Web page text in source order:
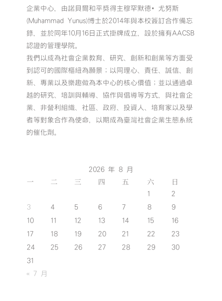
企業中心，由諾貝爾和平獎得主穆罕默德•尤努斯
(Muhammad Yunus)博士於2014年與本校簽訂合作備忘
錄，並於同年10月16日正式掛牌成立，設於擁有AACSB
認證的管理學院。
我們以成為社會企業教育、研究、創新和創業等方面受
到認可的國際樞紐為願景；以同理心、責任、誠信、創
新、專業以及樂趣做為本中心的核心價值；並以通過卓
越的研究、培訓與輔導、協作與倡導等方式，與社會企
業、非營利組織、社區、政府、投資人、培育家以及學
者等對象合作為使命，以期成為臺灣社會企業生態系統
的催化劑。
2026 年 8 月
一 二 三 四 五 六 日
1
2
3
4 5 6 7 8
9
10
11 12 13 14 15
16
17
18 19 20 21 22
23
24
25 26 27 28 29
30
31
« 7 月